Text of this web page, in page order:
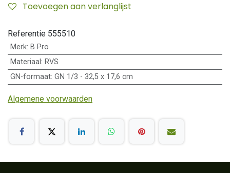
Toevoegen aan verlanglijst
Referentie 555510
Merk: B Pro
Materiaal : RVS
GN-formaat: GN 1/3 - 32,5 x 17,6 cm
Algemene voorwaarden